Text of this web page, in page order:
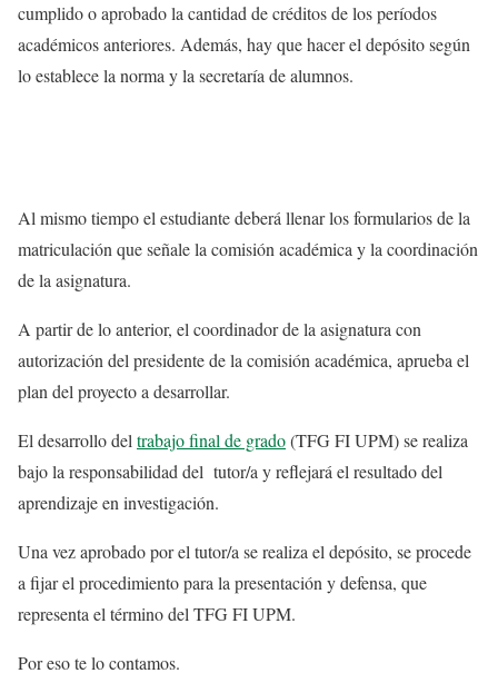
cumplido o aprobado la cantidad de créditos de los períodos
académicos anteriores. Además, hay que hacer el depósito según
lo establece la norma y la secretaría de alumnos.
Al mismo tiempo el estudiante deberá llenar los formularios de la
matriculación que señale la comisión académica y la coordinación
de la asignatura.
A partir de lo anterior, el coordinador de la asignatura con
autorización del presidente de la comisión académica, aprueba el
plan del proyecto a desarrollar.
El desarrollo del trabajo final de grado(TFG FI UPM) se realiza
bajo la responsabilidad del tutor/a y reflejará el resultado del
aprendizaje en investigación.
Una vez aprobado por el tutor/a se realiza el depósito, se procede
a fijar el procedimiento para la presentación y defensa, que
representa el término del TFG FI UPM.
Por eso te lo contamos.